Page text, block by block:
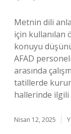
Metnin dili
için kullanılan
konuyu
AFAD
arasında
tatillerde
hallerinde ilgili
Nisan 12, 2025